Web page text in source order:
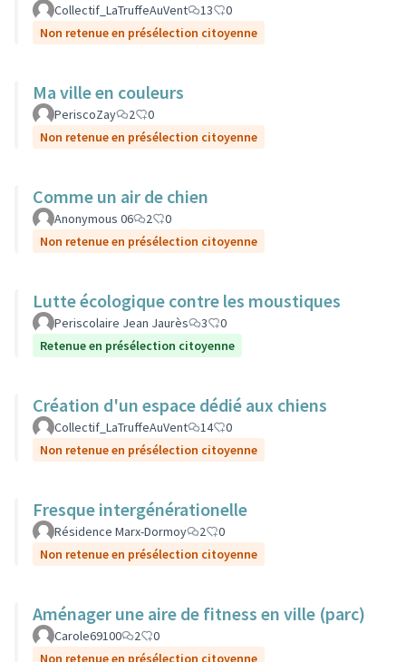
Collectif_LaTruffeAuVent 13
0
Non retenue en présélection citoyenne
Ma ville en couleurs
PeriscoZay 2
0
Non retenue en présélection citoyenne
Comme un air de chien
Anonymous 06 2
0
Non retenue en présélection citoyenne
Lutte écologique contre les moustiques
Periscolaire Jean Jaurès 3
0
Retenue en présélection citoyenne
Création d'un espace dédié aux chiens
Collectif_LaTruffeAuVent 14
0
Non retenue en présélection citoyenne
Fresque intergénérationelle
Résidence Marx-Dormoy 2
0
Non retenue en présélection citoyenne
Aménager une aire de fitness en ville (parc)
Carole69100 2
0
Non retenue en présélection citoyenne